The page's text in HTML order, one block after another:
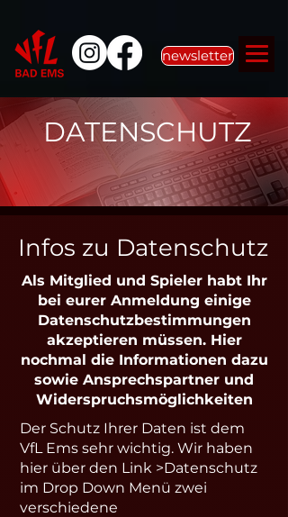
newsletter
DATENSCHUTZ
Infos zu Datenschutz
Als Mitglied und Spieler habt Ihr
bei eurer Anmeldung einige
Datenschutzbestimmungen
akzeptieren müssen. Hier
nochmal die Informationen dazu
sowie Ansprechspartner und
Widerspruchsmöglichkeiten
Der Schutz Ihrer Daten ist dem
VfL Ems sehr wichtig. Wir haben
hier über den Link >Datenschutz
im Drop Down Menü zwei
verschiedene